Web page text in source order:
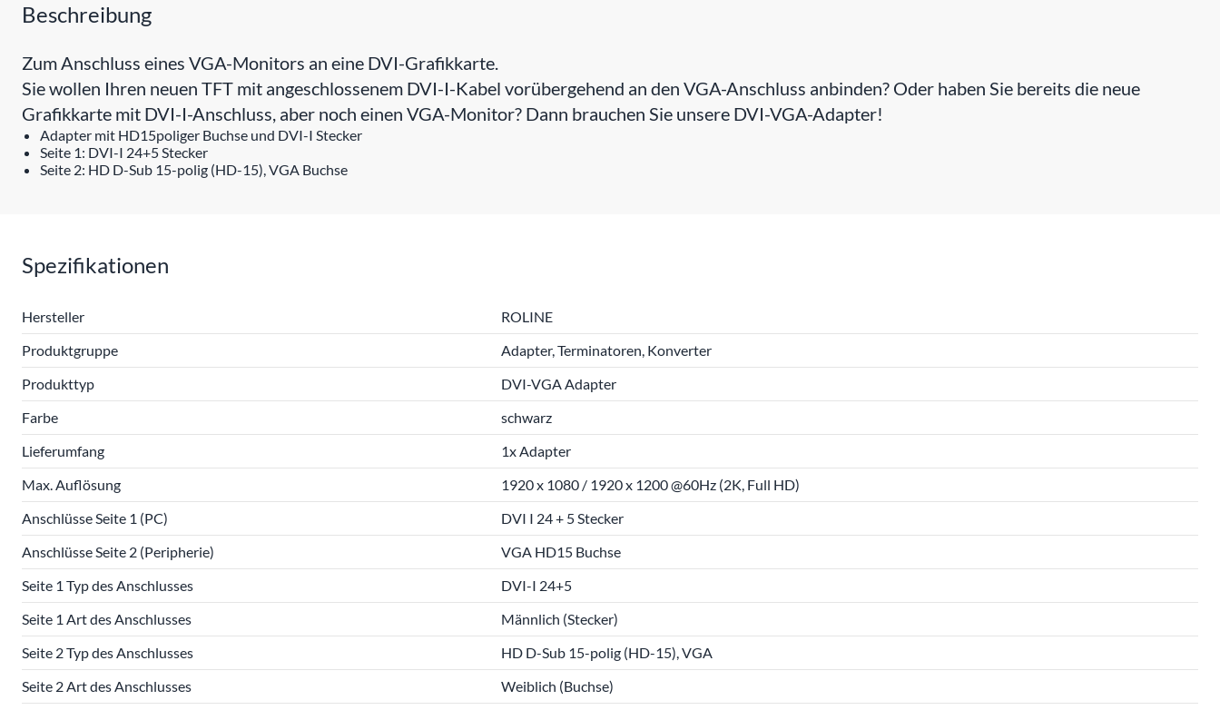
Beschreibung
Zum Anschluss eines VGA-Monitors an eine DVI-Grafikkarte.
Sie wollen Ihren neuen TFT mit angeschlossenem DVI-I-Kabel vorübergehend an den VGA-Anschluss anbinden? Oder haben Sie bereits die neue
Grafikkarte mit DVI-I-Anschluss, aber noch einen VGA-Monitor? Dann brauchen Sie unsere DVI-VGA-Adapter!
Adapter mit HD15poliger Buchse und DVI-I Stecker
Seite 1: DVI-I 24+5 Stecker
Seite 2: HD D-Sub 15-polig (HD-15), VGA Buchse
Spezifikationen
Hersteller
ROLINE
Produktgruppe
Adapter, Terminatoren, Konverter
Produkttyp
DVI-VGA Adapter
Farbe
schwarz
Lieferumfang
1x Adapter
Max. Auflösung
1920 x 1080 / 1920 x 1200 @60Hz (2K, Full HD)
Anschlüsse Seite 1 (PC)
DVI I 24 + 5 Stecker
Anschlüsse Seite 2 (Peripherie)
VGA HD15 Buchse
Seite 1 Typ des Anschlusses
DVI-I 24+5
Seite 1 Art des Anschlusses
Männlich (Stecker)
Seite 2 Typ des Anschlusses
HD D-Sub 15-polig (HD-15), VGA
Seite 2 Art des Anschlusses
Weiblich (Buchse)